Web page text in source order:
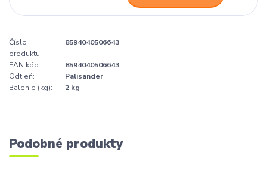
Číslo
produktu:
8594040506643
EAN kód:
8594040506643
Odtieň:
Palisander
Balenie (kg):
2 kg
Podobné produkty